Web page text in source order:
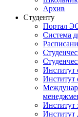
Архив
Студенту
Портал
Система
Институт
Институт
Институт
Институт